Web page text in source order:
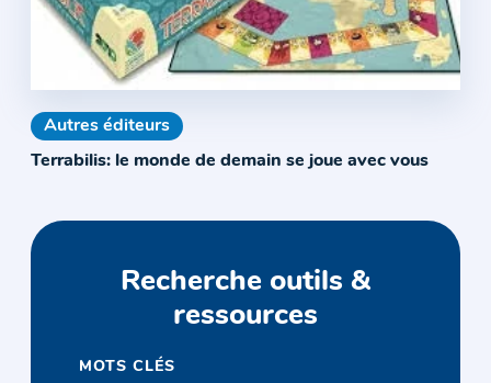
Autres éditeurs
Terrabilis: le monde de demain se joue avec vous
Recherche outils &
ressources
MOTS CLÉS